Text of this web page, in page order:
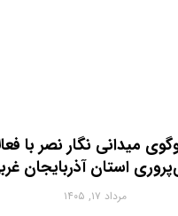
میدانی نگار نصر با
استان آذربایجان
مرداد ۱۷, ۱۴۰۵